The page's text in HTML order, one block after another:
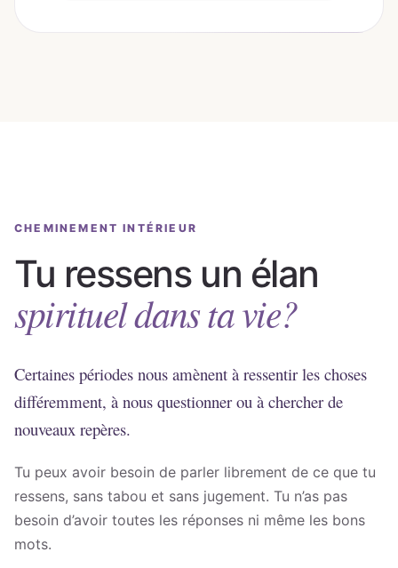
CHEMINEMENT INTÉRIEUR
Tu ressens un élan
spirituel dans ta vie?
Certaines périodes nous amènent à ressentir les choses
différemment, à nous questionner ou à chercher de
nouveaux repères.
Tu peux avoir besoin de parler librement de ce que tu
ressens, sans tabou et sans jugement. Tu n’as pas
besoin d’avoir toutes les réponses ni même les bons
mots.